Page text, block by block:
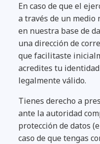
En caso de que el
a través de un
en nuestra base de
una dirección de
que facilitaste
acredites tu
legalmente válido.
Tienes derecho a
ante la autoridad
protección de datos
caso de que tengas